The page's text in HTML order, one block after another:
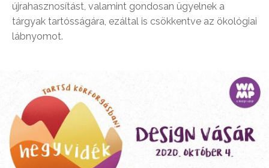
újrahasznosítást, valamint gondosan ügyelnek a
tárgyak tartósságára, ezáltal is csökkentve az ökológiai
lábnyomot.